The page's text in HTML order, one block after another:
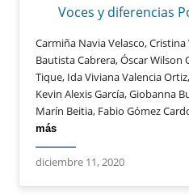
Carmiña Navia Velasco, Cristina Valcke Valbuena, Álvaro
Bautista Cabrera, Óscar Wilson Osorio Correa, James Cortés
Tique, Ida Viviana Valencia Ortiz, Hernando Urriago Benítez,
Kevin Alexis García, Giobanna Buenahora Molina, Elizabeth
más
diciembre 11, 2020